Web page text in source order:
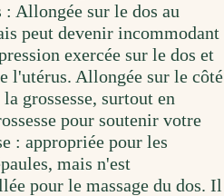
Allongée sur le dos au
peut devenir incommodant
exercée sur le dos et
l'utérus. Allongée sur le côté
grossesse, surtout en
pour soutenir votre
: appropriée pour les
mais n'est
pour le massage du dos. Il